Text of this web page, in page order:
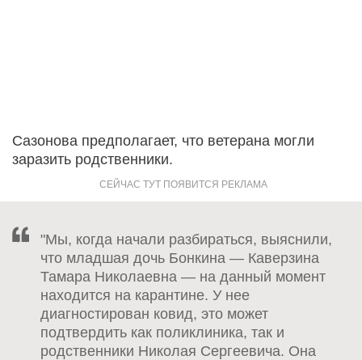
Сазонова предполагает, что ветерана могли
заразить родственники.
"Мы, когда начали разбираться, выяснили,
что младшая дочь Бонкина — Каверзина
Тамара Николаевна — на данный момент
находится на карантине. У нее
диагностирован ковид, это может
подтвердить как поликлиника, так и
родственники Николая Сергеевича. Она